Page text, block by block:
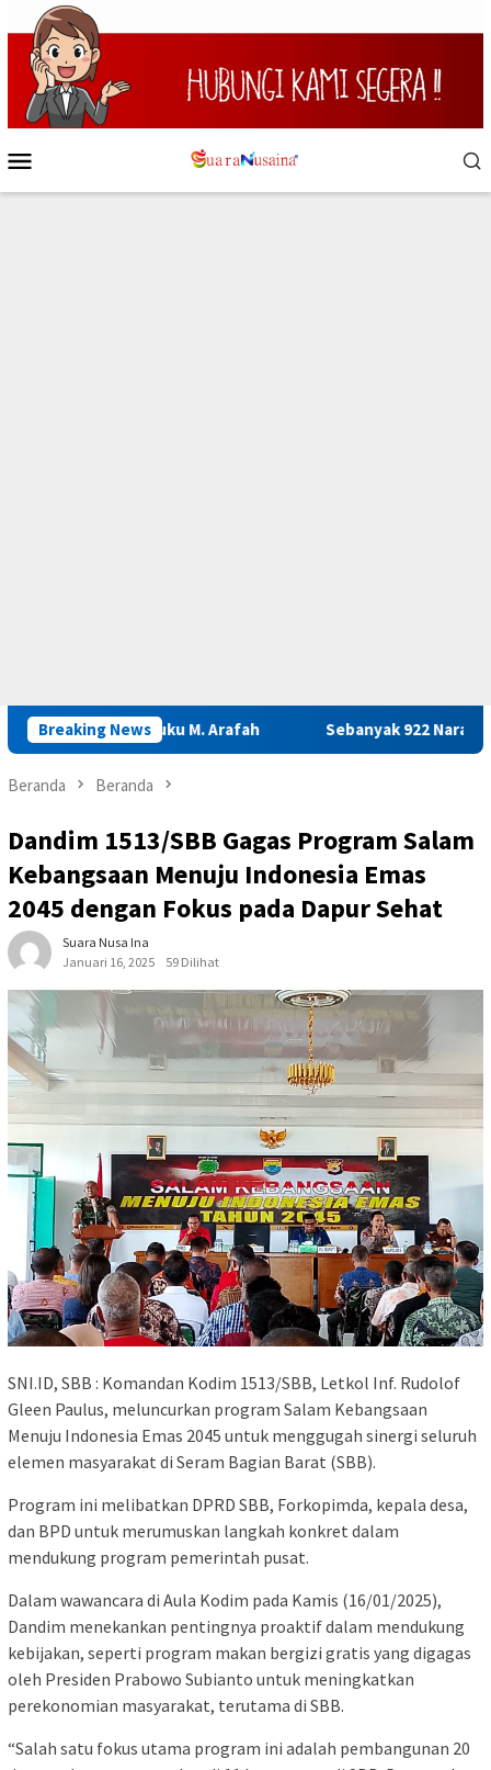
Loncat
ke
konten
Mobile
Breaking News
Maluku M. Arafah Sebanyak 922 Narapidana dan
Beranda Beranda
Dandim 1513/SBB Gagas Program Salam
Kebangsaan Menuju Indonesia Emas
2045 dengan Fokus pada Dapur Sehat
Suara Nusa Ina
Januari 16, 2025
59 Dilihat
SNI.ID, SBB : Komandan Kodim 1513/SBB, Letkol Inf. Rudolof
Gleen Paulus, meluncurkan program Salam Kebangsaan
Menuju Indonesia Emas 2045 untuk menggugah sinergi seluruh
elemen masyarakat di Seram Bagian Barat (SBB).
Program ini melibatkan DPRD SBB, Forkopimda, kepala desa,
dan BPD untuk merumuskan langkah konkret dalam
mendukung program pemerintah pusat.
Dalam wawancara di Aula Kodim pada Kamis (16/01/2025),
Dandim menekankan pentingnya proaktif dalam mendukung
kebijakan, seperti program makan bergizi gratis yang digagas
oleh Presiden Prabowo Subianto untuk meningkatkan
perekonomian masyarakat, terutama di SBB.
“Salah satu fokus utama program ini adalah pembangunan 20